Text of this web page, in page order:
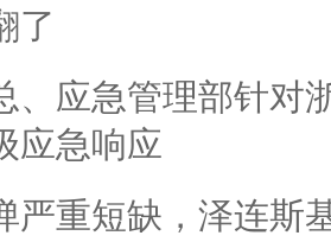
了
、应急管理部针对
应急响应
严重短缺，泽连斯